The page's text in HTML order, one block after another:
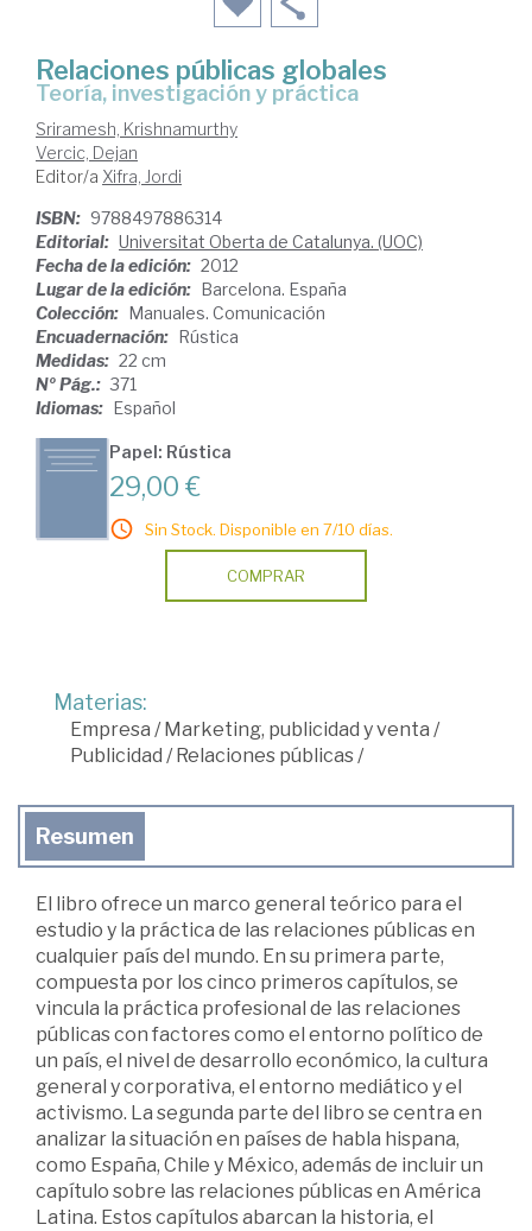
Relaciones públicas globales
teoría, investigación y práctica
Sriramesh, Krishnamurthy
Vercic, Dejan
Editor/a Xifra, Jordi
ISBN: 9788497886314
Editorial: Universitat Oberta de Catalunya. (UOC)
Fecha de la edición: 2012
Lugar de la edición: Barcelona. España
Colección: Manuales. Comunicación
Encuadernación: Rústica
Medidas: 22 cm
Nº Pág.: 371
Idiomas: Español
Papel: Rústica
29,00 €
Sin Stock. Disponible en 7/10 días.
COMPRAR
Materias:
Empresa / Marketing, publicidad y venta /
Publicidad / Relaciones públicas/
Resumen
El libro ofrece un marco general teórico para el
estudio y la práctica de las relaciones públicas en
cualquier país del mundo. En su primera parte,
compuesta por los cinco primeros capítulos, se
vincula la práctica profesional de las relaciones
públicas con factores como el entorno político de
un país, el nivel de desarrollo económico, la cultura
general y corporativa, el entorno mediático y el
activismo. La segunda parte del libro se centra en
analizar la situación en países de habla hispana,
como España, Chile y México, además de incluir un
capítulo sobre las relaciones públicas en América
Latina. Estos capítulos abarcan la historia, el